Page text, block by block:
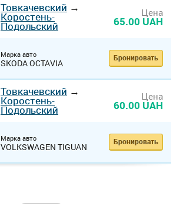
Товкачевский →
Коростень-
Подольский
Цена
65.00 UAH
Марка авто
SKODA OCTAVIA Бронировать
Товкачевский →
Коростень-
Подольский
Цена
60.00 UAH
Марка авто
VOLKSWAGEN TIGUAN Бронировать